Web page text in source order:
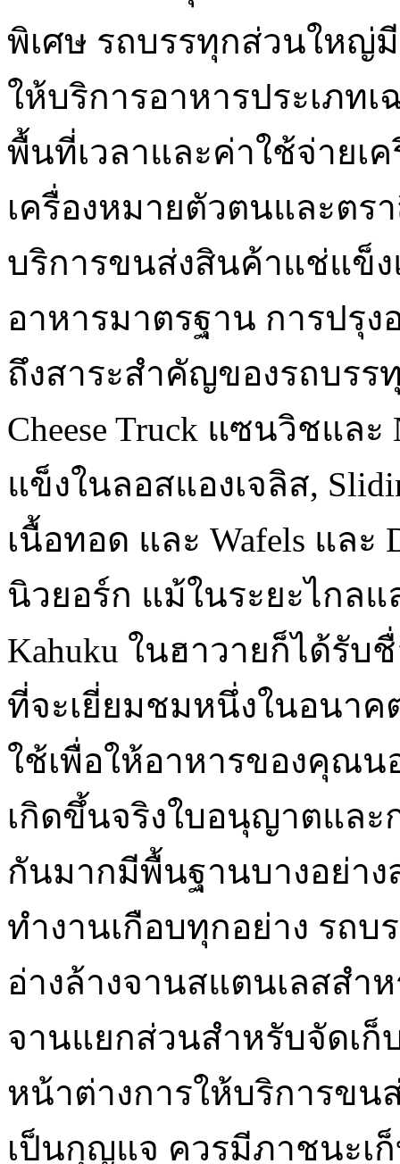
พิเศษ รถบรรทุกส่วนใหญ่
ให้บริการอาหารประเภท
พื้นที่เวลาและค่าใช้จ่ายเ
เครื่องหมายตัวตนและตร
บริการขนส่งสินค้าแช่แข็
อาหารมาตรฐาน การปรุง
ถึงสาระสำคัญของรถบรร
Cheese Truck แซนวิชแล
แข็งในลอสแองเจลิส,
เนื้อทอด และ Wafels แล
นิวยอร์ก แม้ในระยะไกล
Kahuku ในฮาวายก็ได้รั
ที่จะเยี่ยมชมหนึ่งในอนา
ใช้เพื่อให้อาหารของคุณ
เกิดขึ้นจริงใบอนุญาตแล
กันมากมีพื้นฐานบางอย่า
ทำงานเกือบทุกอย่าง รถ
อ่างล้างจานสแตนเลสสำ
จานแยกส่วนสำหรับจัดเ
หน้าต่างการให้บริการขน
เป็นกุญแจ ควรมีภาชนะเ